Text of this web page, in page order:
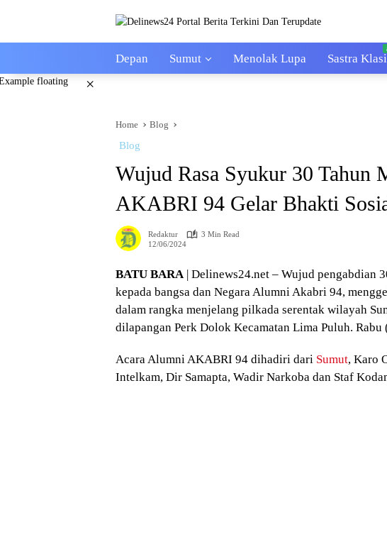
Depan Sumut Menolak Lupa Sastra
×
Home Blog
Blog
Wujud Rasa Syukur 30 Tahun
AKABRI 94 Gelar Bhakti
Redaktur
3 Min Read
12/06/2024
BATU BARA| Delinews24.net – Wujud pengabdian
kepada bangsa dan Negara Alumni Akabri 94,
dalam rangka menjelang pilkada serentak wilayah
dilapangan Perk Dolok Kecamatan Lima Puluh. Rabu
Acara Alumni AKABRI 94 dihadiri dari Sumut, Karo
Intelkam, Dir Samapta, Wadir Narkoba dan Staf